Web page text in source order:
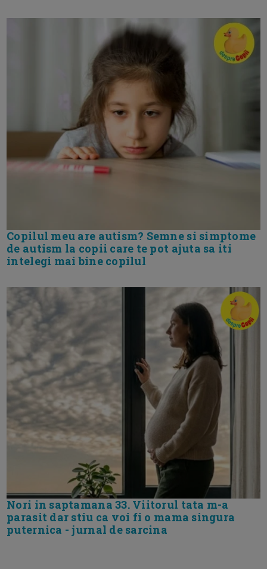
Copilul meu are autism? Semne si simptome
de autism la copii care te pot ajuta sa iti
intelegi mai bine copilul
Nori in saptamana 33. Viitorul tata m-a
parasit dar stiu ca voi fi o mama singura
puternica - jurnal de sarcina